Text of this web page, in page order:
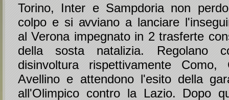
Torino, Inter e Sampdoria non
colpo e si avviano a lanciare
al Verona impegnato in 2 trasferte
della sosta natalizia. Regolano
disinvoltura rispettivamente Como,
Avellino e attendono l'esito della
all'Olimpico contro la Lazio. Dopo